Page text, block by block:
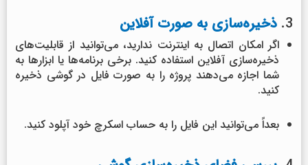
3. ذخیره‌سازی به صورت آفلاین
اگر امکان اتصال به اینترنت ندارید، می‌توانید از قابلیت‌های
ذخیره‌سازی آفلاین استفاده کنید. برخی برنامه‌ها یا ابزارها به
شما اجازه می‌دهند پروژه را به صورت فایل در گوشی ذخیره
کنید.
بعداً می‌توانید این فایل را به حساب اسکرچ خود آپلود کنید.